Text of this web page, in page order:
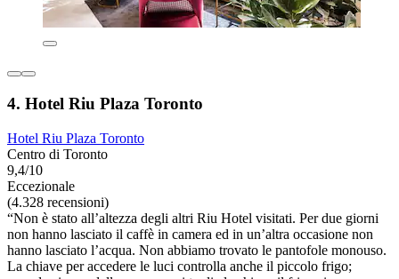
4. Hotel Riu Plaza Toronto
Hotel Riu Plaza Toronto
Centro di Toronto
9,4/10
Eccezionale
(4.328 recensioni)
“Non è stato all’altezza degli altri Riu Hotel visitati. Per due giorni
non hanno lasciato il caffè in camera ed in un’altra occasione non
hanno lasciato l’acqua. Non abbiamo trovato le pantofole monouso.
La chiave per accedere le luci controlla anche il piccolo frigo;